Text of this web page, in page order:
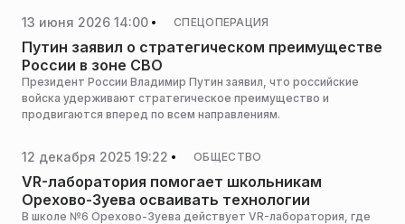
13 июня 2026 14:00 СПЕЦОПЕРАЦИЯ
Путин заявил о стратегическом преимуществе
России в зоне СВО
Президент России Владимир Путин заявил, что российские
войска удерживают стратегическое преимущество и
продвигаются вперед по всем направлениям.
12 декабря 2025 19:22 ОБЩЕСТВО
VR-лаборатория помогает школьникам
Орехово-Зуева осваивать технологии
В школе №6 Орехово-Зуева действует VR-лаборатория, где